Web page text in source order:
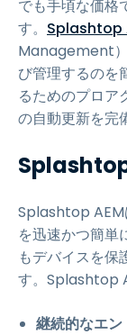
でも手頃な価格
す。 Splashtop
Management）
び管理するのを
るためのプロア
の自動更新を完
Splashtop AEM
を迅速かつ簡単
もデバイスを保
す。Splashtop
継続的なエ